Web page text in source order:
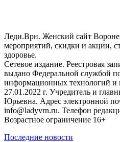
Леди.Врн. Женский сайт
мероприятий, скидки и акции,
здоровье.
Сетевое издание. Реестровая
выдано Федеральной службой
информационных технологий и
27.01.2022 г. Учредитель и
Юрьевна. Адрес электронной
info@ladyvrn.ru. Телефон
Возрастное ограничение 16+
Последние новости